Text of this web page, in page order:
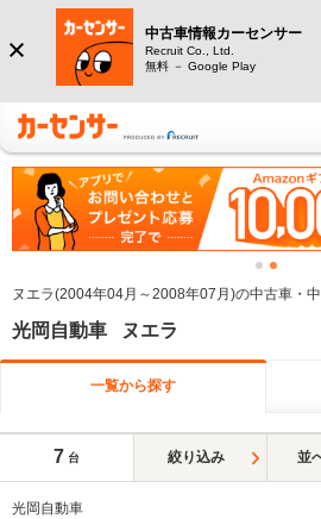
中古車情報カーセンサー
Recruit Co., Ltd.
無料 － Google Play
ヌエラ(2004年04月～2008年07月)の中古車・
光岡自動車 ヌエラ
一覧から探す
7 台 絞り込み 並
光岡自動車